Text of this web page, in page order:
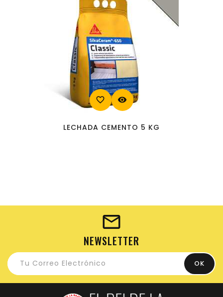
favorite_border visibility
LECHADA CEMENTO 5 KG
NEWSLETTER